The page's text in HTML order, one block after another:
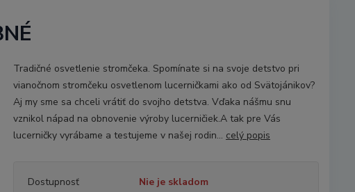
Tradičné osvetlenie stromčeka. Spomínate si na svoje detstvo pri
vianočnom stromčeku osvetlenom lucerničkami ako od Svätojánikov?
Aj my sme sa chceli vrátiť do svojho detstva. Vďaka nášmu snu
vznikol nápad na obnovenie výroby lucerničiek.A tak pre Vás
lucerničky vyrábame a testujeme v našej rodin... celý popis
Dostupnosť Nie je skladom